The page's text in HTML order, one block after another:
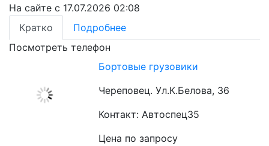
На сайте с 17.07.2026 02:08
Кратко
Подробнее
Посмотреть телефон
Бортовые грузовики
Череповец. Ул.К.Белова, 36
Контакт: Автоспец35
Цена по запросу